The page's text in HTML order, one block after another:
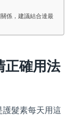
係，建議結合達最
正確用法
髮素每天用這